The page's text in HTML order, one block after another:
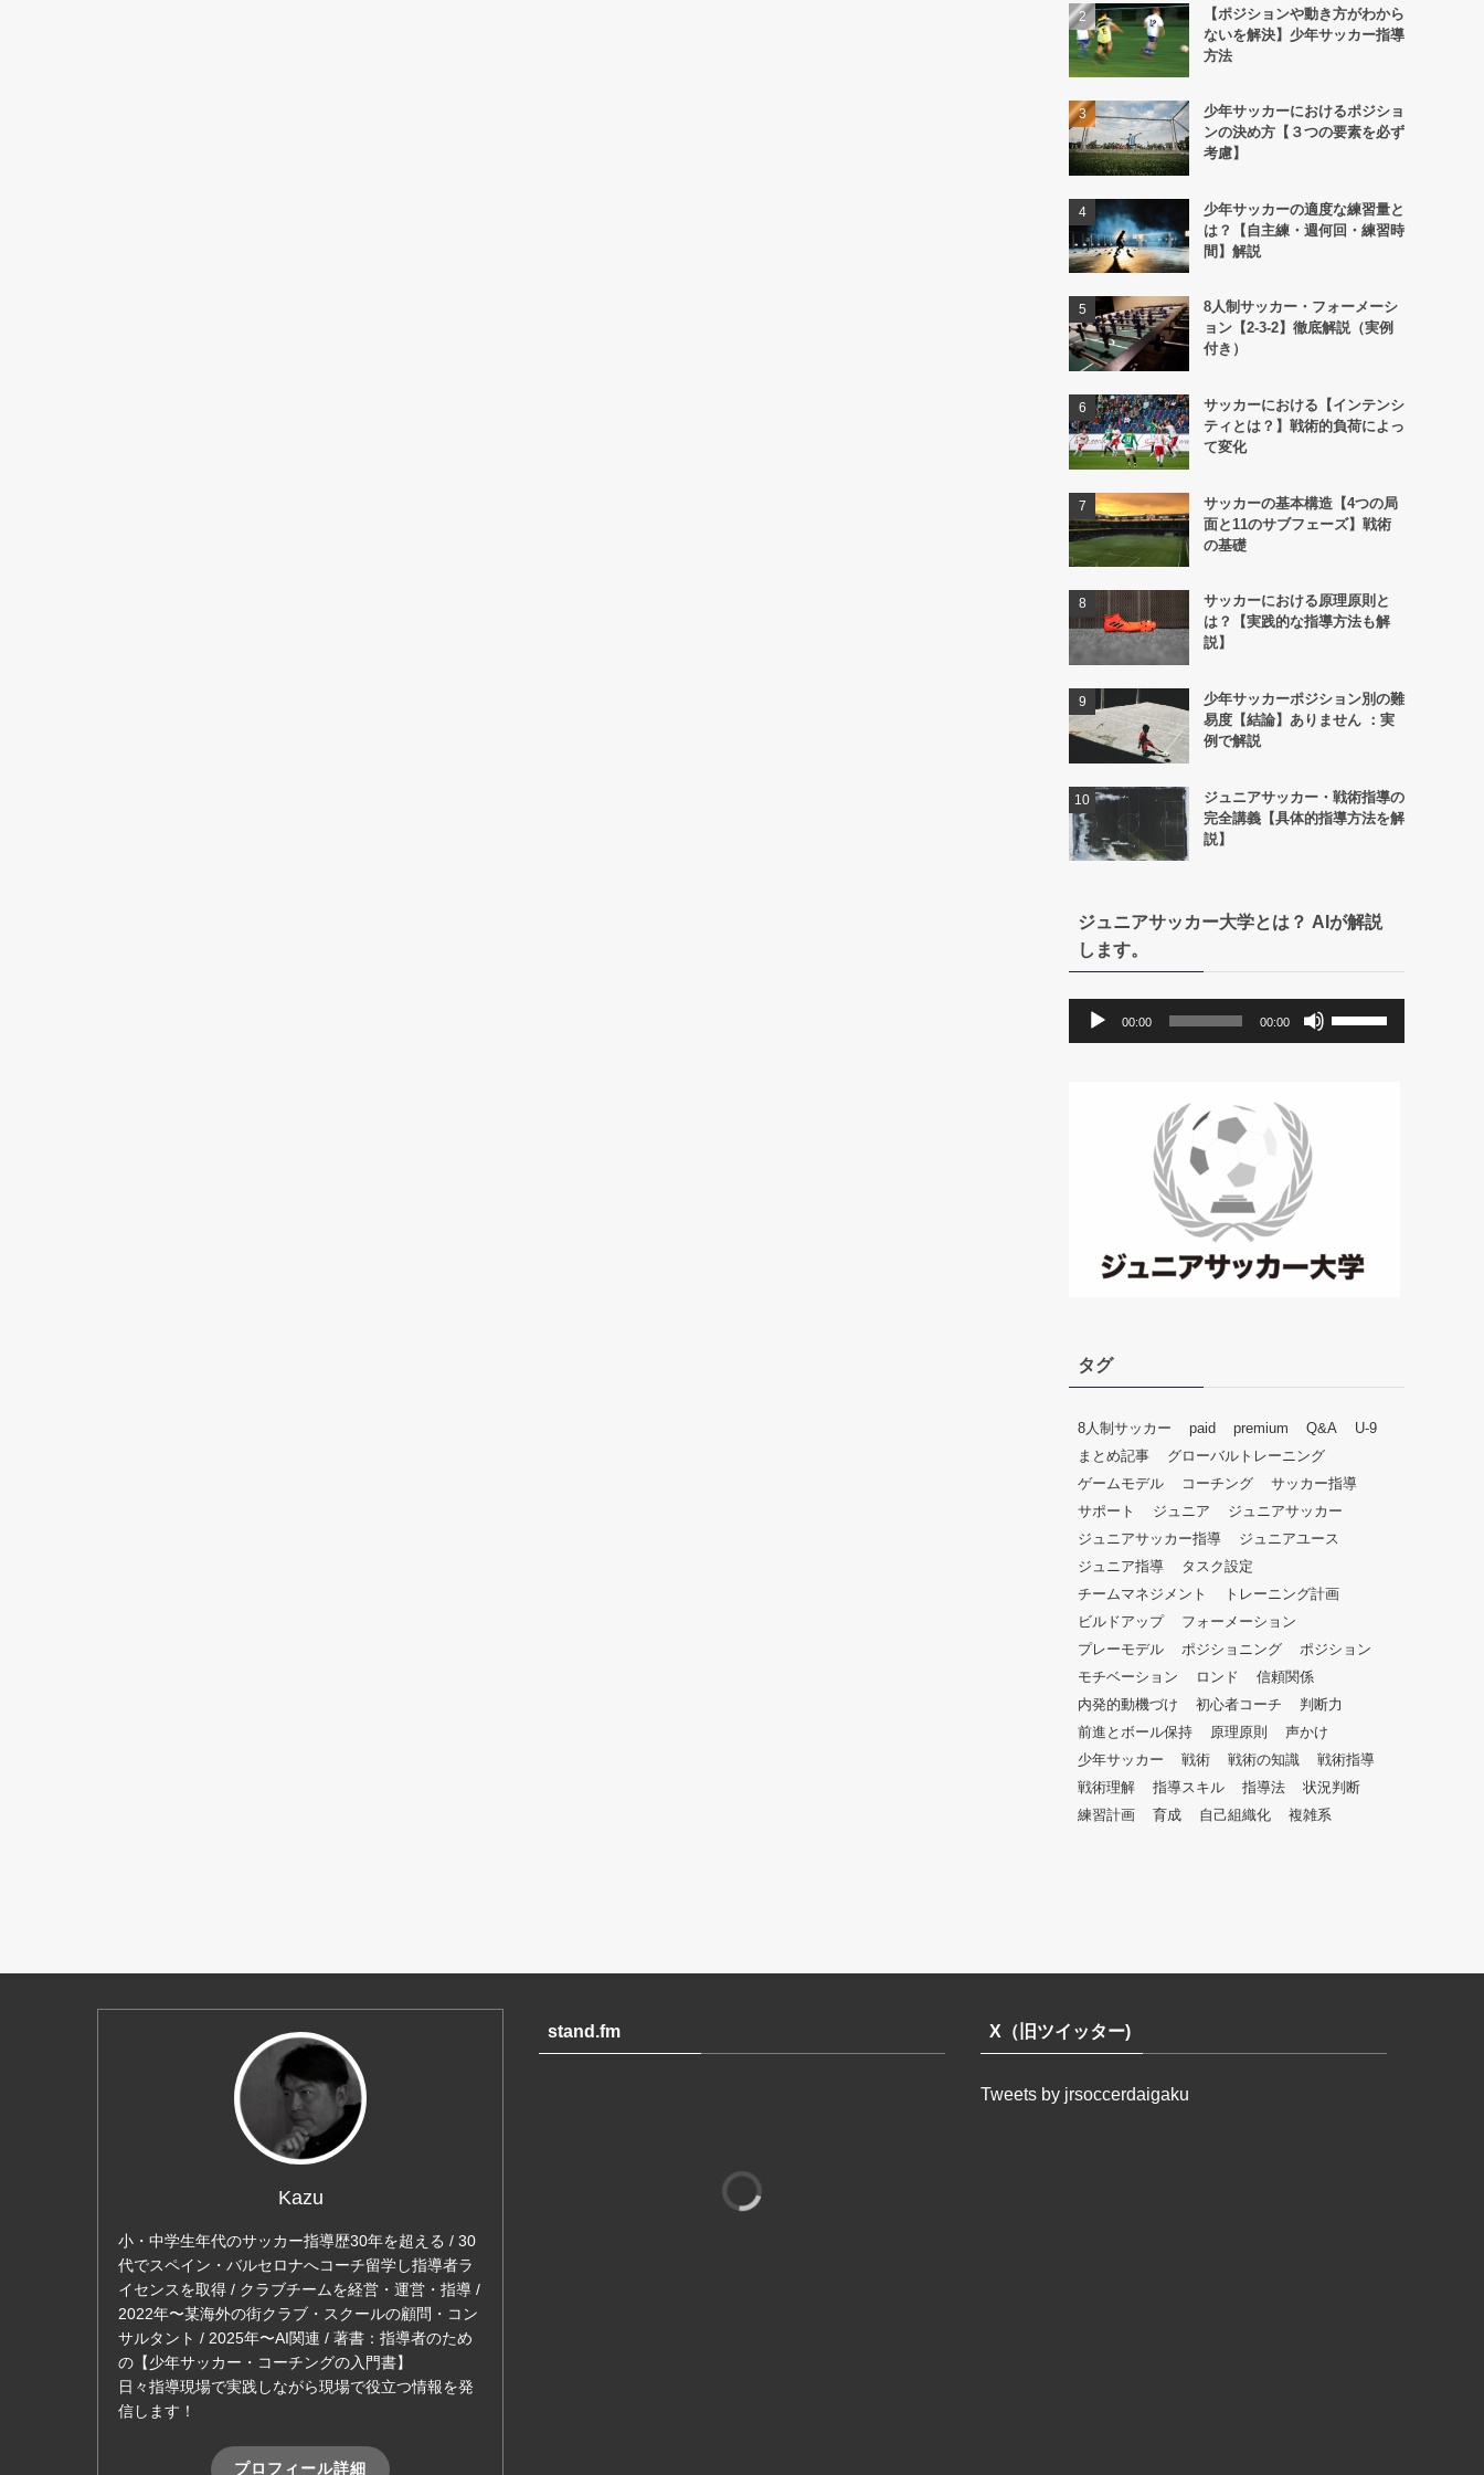
【ポジションや動き方がわから
ないを解決】少年サッカー指導
方法
少年サッカーにおけるポジショ
ンの決め方【３つの要素を必ず
考慮】
少年サッカーの適度な練習量と
は？【自主練・週何回・練習時
間】解説
8人制サッカー・フォーメーシ
ョン【2-3-2】徹底解説（実例
付き）
サッカーにおける【インテンシ
ティとは？】戦術的負荷によっ
て変化
サッカーの基本構造【4つの局
面と11のサブフェーズ】戦術
の基礎
サッカーにおける原理原則と
は？【実践的な指導方法も解
説】
少年サッカーポジション別の難
易度【結論】ありません ：実
例で解説
ジュニアサッカー・戦術指導の
完全講義【具体的指導方法を解
説】
ジュニアサッカー大学とは？ AIが解説
します。
00:00 00:00
下
矢
っ
だ
い。
タグ
8人制サッカー paid premium Q&A
U-9
まとめ記事
グローバルトレーニング
ゲームモデル
コーチング
サッカー指導
サポート
ジュニア
ジュニアサッカー
ジュニアサッカー指導
ジュニアユース
ジュニア指導
タスク設定
チームマネジメント
トレーニング計画
ビルドアップ
フォーメーション
プレーモデル
ポジショニング
ポジション
モチベーション
ロンド
信頼関係
内発的動機づけ
初心者コーチ
判断力
前進とボール保持
原理原則
声かけ
少年サッカー
戦術 戦術の知識
戦術指導
戦術理解
指導スキル 指導法
状況判断
練習計画
育成 自己組織化 複雑系
Kazu
小・中学生年代のサッカー指導歴30年を超える / 30
代でスペイン・バルセロナへコーチ留学し指導者ラ
イセンスを取得 / クラブチームを経営・運営・指導 /
2022年〜某海外の街クラブ・スクールの顧問・コン
サルタント / 2025年〜AI関連 / 著書：指導者のため
の【少年サッカー・コーチングの入門書】
日々指導現場で実践しながら現場で役立つ情報を発
信します！
プロフィール詳細
stand.fm X（旧ツイッター)
Tweets by jrsoccerdaigaku